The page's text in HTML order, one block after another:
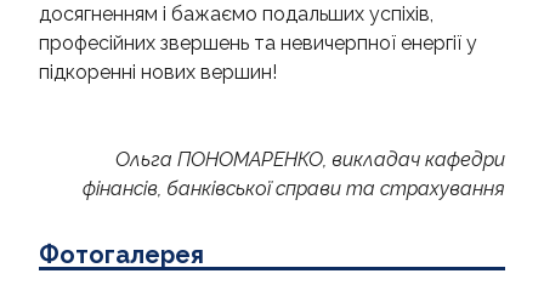
досягненням і бажаємо подальших успіхів,
професійних звершень та невичерпної енергії у
підкоренні нових вершин!
Ольга ПОНОМАРЕНКО, викладач кафедри
фінансів, банківської справи та страхування
Фотогалерея